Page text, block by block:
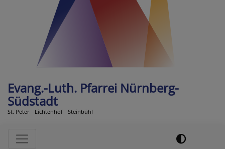
Evang.-Luth. Pfarrei Nürnberg-
Südstadt
St. Peter - Lichtenhof - Steinbühl
Hauptnavigation